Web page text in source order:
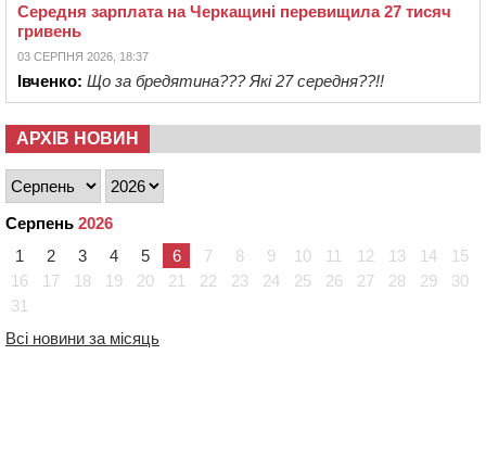
Середня зарплата на Черкащині перевищила 27 тисяч
гривень
03 СЕРПНЯ 2026, 18:37
Івченко: Що за бредятина??? Які 27 середня??!!
АРХІВ НОВИН
Серпень 2026
1
2 3 4 5 6 7 8 9 10 11 12 13 14
15
16
17 18 19 20 21 22 23 24 25 26 27 28 29
30
31
Всі новини за місяць